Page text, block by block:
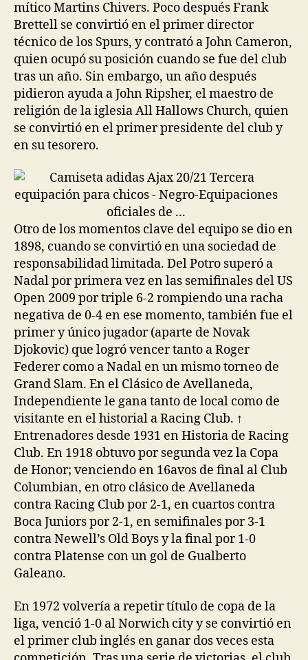
mítico Martins Chivers. Poco después Frank
Brettell se convirtió en el primer director
técnico de los Spurs, y contrató a John Cameron,
quien ocupó su posición cuando se fue del club
tras un año. Sin embargo, un año después
pidieron ayuda a John Ripsher, el maestro de
religión de la iglesia All Hallows Church, quien
se convirtió en el primer presidente del club y
en su tesorero.
Otro de los momentos clave del equipo se dio en
1898, cuando se convirtió en una sociedad de
responsabilidad limitada. Del Potro superó a
Nadal por primera vez en las semifinales del US
Open 2009 por triple 6-2 rompiendo una racha
negativa de 0-4 en ese momento, también fue el
primer y único jugador (aparte de Novak
Djokovic) que logró vencer tanto a Roger
Federer como a Nadal en un mismo torneo de
Grand Slam. En el Clásico de Avellaneda,
Independiente le gana tanto de local como de
visitante en el historial a Racing Club. ↑
Entrenadores desde 1931 en Historia de Racing
Club. En 1918 obtuvo por segunda vez la Copa
de Honor; venciendo en 16avos de final al Club
Columbian, en otro clásico de Avellaneda
contra Racing Club por 2-1, en cuartos contra
Boca Juniors por 2-1, en semifinales por 3-1
contra Newell’s Old Boys y la final por 1-0
contra Platense con un gol de Gualberto
Galeano.
En 1972 volvería a repetir título de copa de la
liga, venció 1-0 al Norwich city y se convirtió en
el primer club inglés en ganar dos veces esta